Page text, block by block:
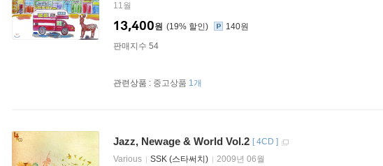
11월
19%
13,400원
140원
판매지수 54
관련상품 : 중고상품 1개
Jazz, Newage & World Vol.2 [4CD ]
Various
SSK (스타써치) 2009년 06월